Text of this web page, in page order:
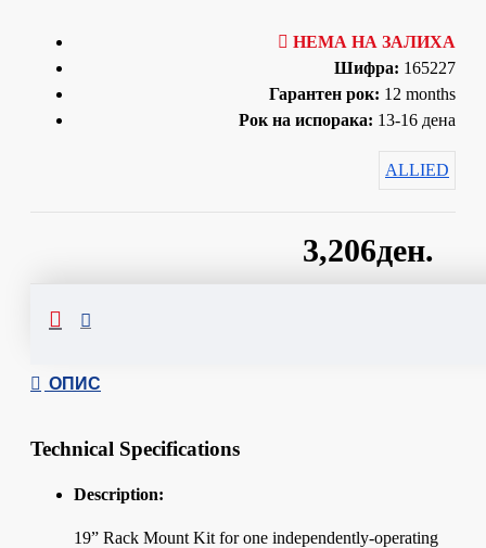
3,206ден.
НЕМА НА ЗАЛИХА
Шифра: 165227
Гарантен рок: 12 months
Рок на испорака: 13-16 дена
ALLIED
ОПИС
Technical Specifications
Description:
19” Rack Mount Kit for one independently-operating